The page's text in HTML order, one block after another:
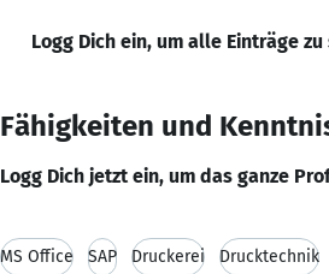
Logg Dich ein, um alle Einträge zu
Fähigkeiten und
Logg Dich jetzt ein, um das ganze
MS Office SAP Druckerei Drucktechnik